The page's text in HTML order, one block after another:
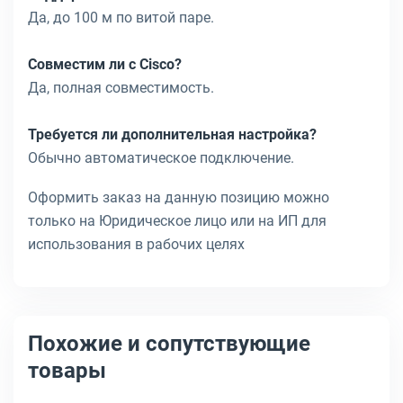
Да, до 100 м по витой паре.
Совместим ли с Cisco?
Да, полная совместимость.
Требуется ли дополнительная настройка?
Обычно автоматическое подключение.
Оформить заказ на данную позицию можно
только на Юридическое лицо или на ИП для
использования в рабочих целях
Похожие и сопутствующие
товары